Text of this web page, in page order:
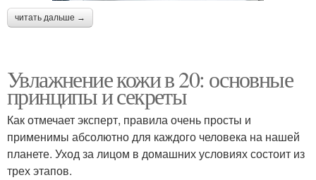
читать дальше →
Увлажнение кожи в 20: основные
принципы и секреты
Как отмечает эксперт, правила очень просты и
применимы абсолютно для каждого человека на нашей
планете. Уход за лицом в домашних условиях состоит из
трех этапов.